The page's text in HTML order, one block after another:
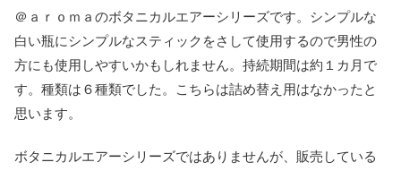
＠ａｒｏｍａのボタニカルエアーシリーズです。シンプルな
白い瓶にシンプルなスティックをさして使用するので男性の
方にも使用しやすいかもしれません。持続期間は約１カ月で
す。種類は６種類でした。こちらは詰め替え用はなかったと
思います。
ボタニカルエアーシリーズではありませんが、販売している